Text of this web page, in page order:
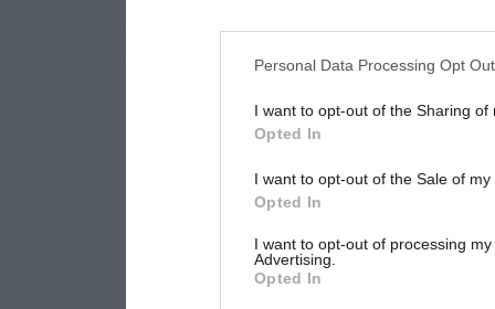
Personal Data Processing Opt
I want to opt-out of the Sharing of
Opted In
I want to opt-out of the Sale of
Opted In
I want to opt-out of processing
Advertising.
Opted In